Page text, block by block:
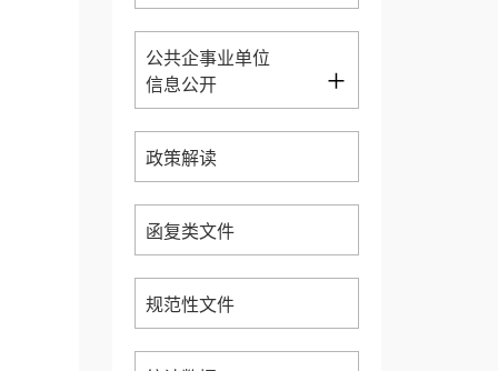
公共企事业单位
信息公开
+
政策解读
函复类文件
规范性文件